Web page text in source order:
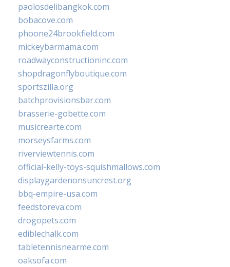
paolosdelibangkok.com
bobacove.com
phoone24brookfield.com
mickeybarmama.com
roadwayconstructioninc.com
shopdragonflyboutique.com
sportszilla.org
batchprovisionsbar.com
brasserie-gobette.com
musicrearte.com
morseysfarms.com
riverviewtennis.com
official-kelly-toys-squishmallows.com
displaygardenonsuncrest.org
bbq-empire-usa.com
feedstoreva.com
drogopets.com
ediblechalk.com
tabletennisnearme.com
oaksofa.com